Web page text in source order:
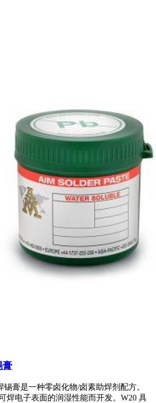
膏
膏是一种零卤化物/卤素助焊剂配方。
焊电子表面的润湿性能而开发。W20 具